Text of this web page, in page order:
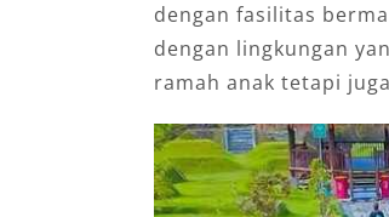
dengan fasilitas
dengan lingkungan
ramah anak tetapi